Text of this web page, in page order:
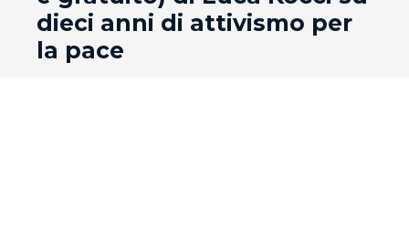
dieci anni di attivismo per
la pace